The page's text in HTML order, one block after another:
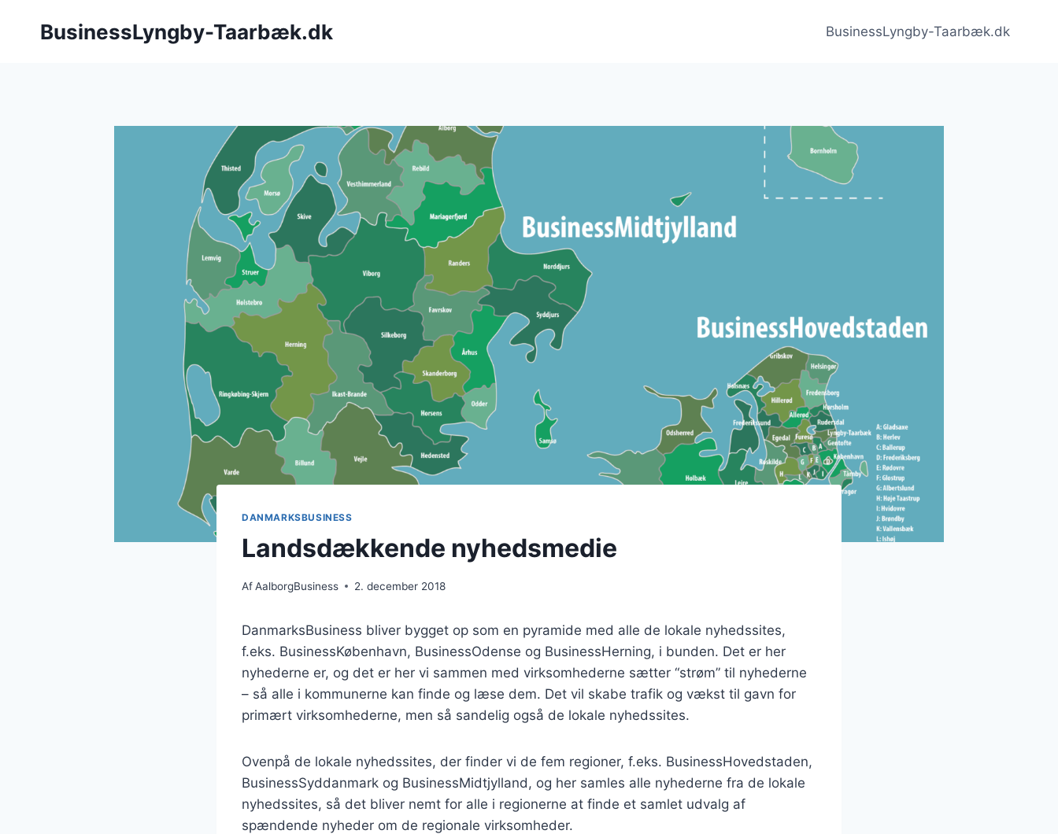
BusinessLyngby-Taarbæk.dk BusinessLyngby-Taarbæk.dk
DANMARKSBUSINESS
Landsdækkende nyhedsmedie
AfAalborgBusiness 2. december 2018
DanmarksBusiness bliver bygget op som en pyramide med alle de lokale nyhedssites,
f.eks. BusinessKøbenhavn, BusinessOdense og BusinessHerning, i bunden. Det er her
nyhederne er, og det er her vi sammen med virksomhederne sætter “strøm” til nyhederne
– så alle i kommunerne kan finde og læse dem. Det vil skabe trafik og vækst til gavn for
primært virksomhederne, men så sandelig også de lokale nyhedssites.
Ovenpå de lokale nyhedssites, der finder vi de fem regioner, f.eks. BusinessHovedstaden,
BusinessSyddanmark og BusinessMidtjylland, og her samles alle nyhederne fra de lokale
nyhedssites, så det bliver nemt for alle i regionerne at finde et samlet udvalg af
spændende nyheder om de regionale virksomheder.